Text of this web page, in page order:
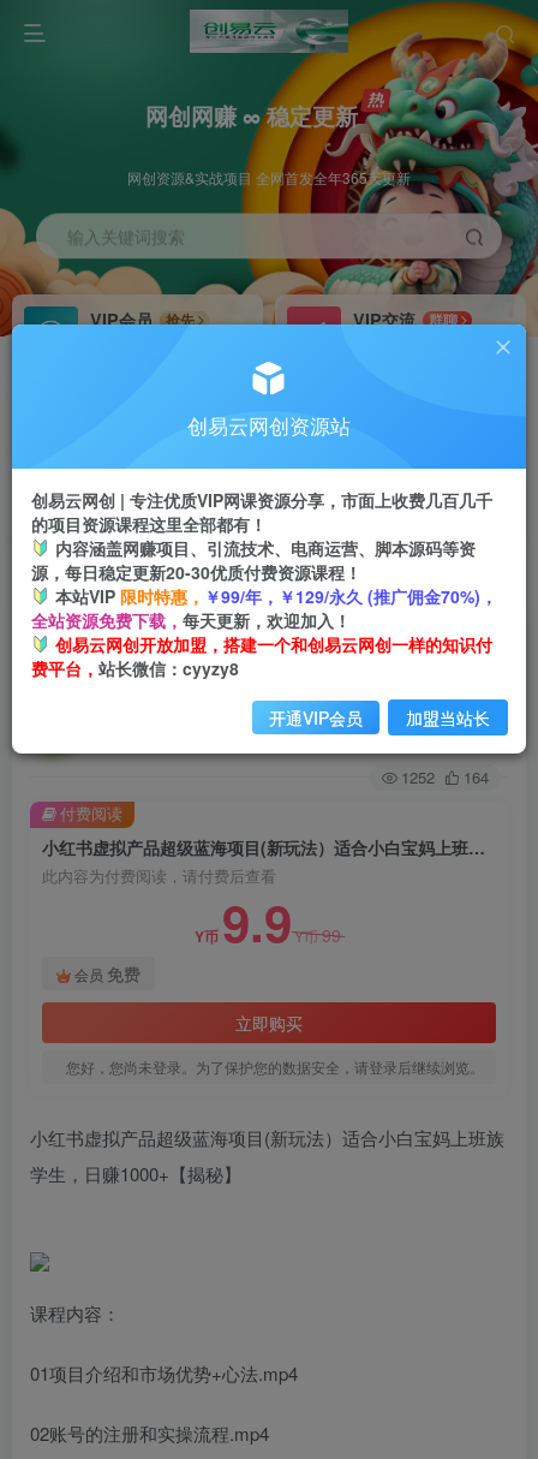
网创网赚 ∞ 稳定更新
网创资源&实战项目 全网首发全年365天更新
输入关键词搜索
VIP会员
抢先
VIP交流
群聊
研究探讨更多创业项目路子。
会员专属推广链接
挂机 项目
脚本卡密
APP下载
GO
首页 创业课程 会员免费 正文
小红书虚拟产品超级蓝海项目(新玩法）适合小白
宝妈上班族学生，日赚1000+【揭秘】
关注
1252 164
小红书虚拟产品超级蓝海项目(新玩法）适合小白宝妈上班族学生，日赚1000+【揭秘】
此内容为付费阅读，请付费后查看
Y币 9.9Y币99
会员 免费
立即购买
您好，您尚未登录。为了保护您的数据安全，请登录后继续浏览。
付费阅读
小红书虚拟产品超级蓝海项目(新玩法）适合小白宝妈上班族
学生，日赚1000+【揭秘】
课程内容：
01项目介绍和市场优势+心法.mp4
02账号的注册和实操流程.mp4
创易云网创资源站
创易云网创 | 专注优质VIP网课资源分享，市面上收费几百几千
的项目资源课程这里全部都有！
内容涵盖网赚项目、引流技术、电商运营、脚本源码等资
源，每日稳定更新20-30优质付费资源课程！
本站VIP 限时特惠， ￥99/年，￥129/永久 (推广佣金70%)，
全站资源免费下载， 每天更新，欢迎加入！
创易云网创开放加盟，搭建一个和创易云网创一样的知识付
费平台， 站长微信：cyyzy8
开通VIP会员 加盟当站长